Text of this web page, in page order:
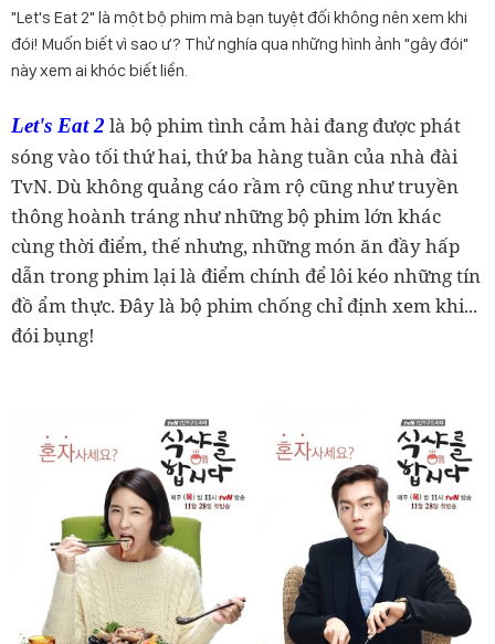
"Let's Eat 2" là một bộ phim mà bạn tuyệt đối không nên xem khi
đói! Muốn biết vì sao ư? Thử nghía qua những hình ảnh "gây đói"
này xem ai khóc biết liền.
Let's Eat 2 là bộ phim tình cảm hài đang được phát
sóng vào tối thứ hai, thứ ba hàng tuần của nhà đài
TvN. Dù không quảng cáo rầm rộ cũng như truyền
thông hoành tráng như những bộ phim lớn khác
cùng thời điểm, thế nhưng, những món ăn đầy hấp
dẫn trong phim lại là điểm chính để lôi kéo những tín
đồ ẩm thực. Đây là bộ phim chống chỉ định xem khi...
đói bụng!